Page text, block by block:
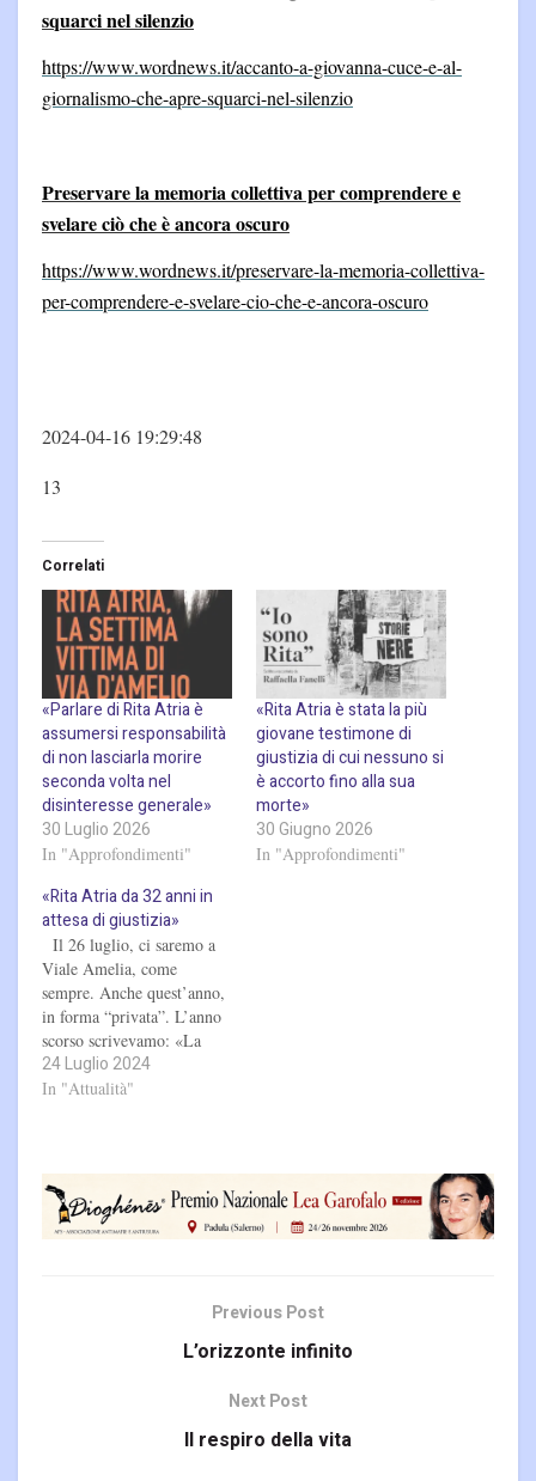
squarci nel silenzio
https://www.wordnews.it/accanto-a-giovanna-cuce-e-al-
giornalismo-che-apre-squarci-nel-silenzio
Preservare la memoria collettiva per comprendere e
svelare ciò che è ancora oscuro
https://www.wordnews.it/preservare-la-memoria-collettiva-
per-comprendere-e-svelare-cio-che-e-ancora-oscuro
2024-04-16 19:29:48
13
Correlati
«Parlare di Rita Atria è
assumersi responsabilità
di non lasciarla morire
seconda volta nel
disinteresse generale»
30 Luglio 2026
In "Approfondimenti"
«Rita Atria è stata la più
giovane testimone di
giustizia di cui nessuno si
è accorto fino alla sua
morte»
30 Giugno 2026
In "Approfondimenti"
«Rita Atria da 32 anni in
attesa di giustizia»
Il 26 luglio, ci saremo a
Viale Amelia, come
sempre. Anche quest’anno,
in forma “privata”. L’anno
scorso scrivevamo: «La
memoria attiva è un
percorso continuo e spesso
Il nostro modo di fare
Memoria Attiva di Rita…
24 Luglio 2024
In "Attualità"
Previous Post
L’orizzonte infinito
Next Post
Il respiro della vita